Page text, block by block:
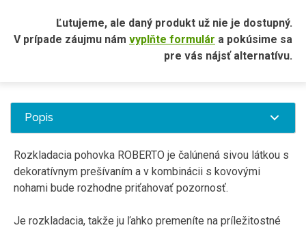
Ľutujeme, ale daný produkt už nie je dostupný.
V prípade záujmu nám vyplňte formulár a pokúsime sa
pre vás nájsť alternatívu.
Popis
Rozkladacia pohovka ROBERTO je čalúnená sivou látkou s
dekoratívnym prešívaním a v kombinácii s kovovými
nohami bude rozhodne priťahovať pozornosť.
Je rozkladacia, takže ju ľahko premeníte na príležitostné